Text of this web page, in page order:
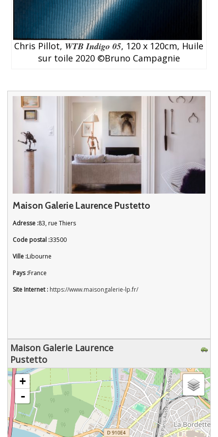
Chris Pillot, WTB Indigo 05, 120 x 120cm, Huile
sur toile 2020 ©Bruno Campagnie
Maison Galerie Laurence Pustetto
Adresse :83, rue Thiers
Code postal :33500
Ville :Libourne
Pays :France
Site Internet : https://www.maisongalerie-lp.fr/
Maison Galerie Laurence
Pustetto
chargement de la carte - veuillez patienter...
+
-